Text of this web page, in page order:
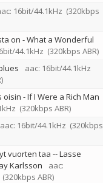
16bit/44.1kHz (320kbps
on - What a Wonderful
44.1kHz (320kbps ABR)
aac: 16bit/44.1kHz
oisin - If I Were a Rich Man
(320kbps ABR)
aac: 16bit/44.1kHz (320kbps
vuorten taa --Lasse
Karlsson
aac:
(320kbps ABR)